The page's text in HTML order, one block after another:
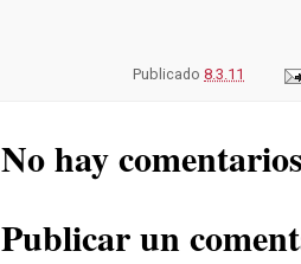
Publicado 8.3.11
No hay
Publicar un